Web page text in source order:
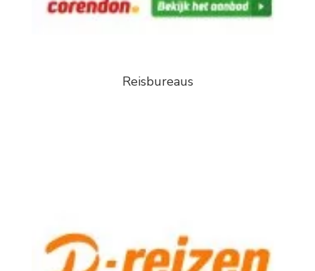
Reisbureaus